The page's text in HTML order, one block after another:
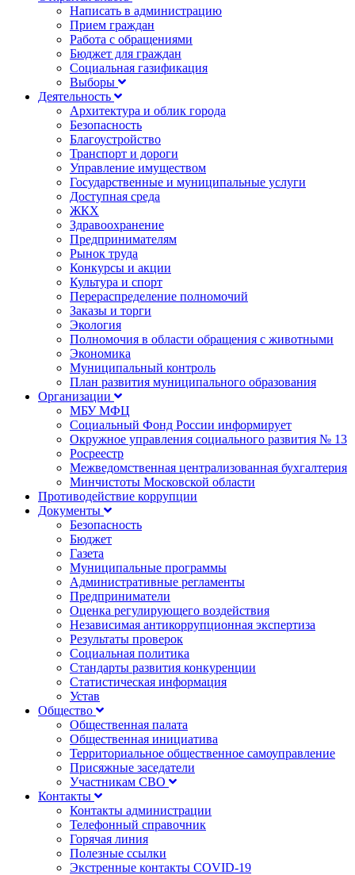
Написать в администрацию
Прием граждан
Работа с обращениями
Бюджет для граждан
Социальная газификация
Выборы
Деятельность
Архитектура и облик города
Безопасность
Благоустройство
Транспорт и дороги
Управление имуществом
Государственные и муниципальные услуги
Доступная среда
ЖКХ
Здравоохранение
Предпринимателям
Рынок труда
Конкурсы и акции
Культура и спорт
Перераспределение полномочий
Заказы и торги
Экология
Полномочия в области обращения с животными
Экономика
Муниципальный контроль
План развития муниципального образования
Организации
МБУ МФЦ
Социальный Фонд России информирует
Окружное управления социального развития № 13
Росреестр
Межведомственная централизованная бухгалтерия
Минчистоты Московской области
Противодействие коррупции
Документы
Безопасность
Бюджет
Газета
Муниципальные программы
Административные регламенты
Предприниматели
Оценка регулирующего воздействия
Независимая антикоррупционная экспертиза
Результаты проверок
Социальная политика
Стандарты развития конкуренции
Статистическая информация
Устав
Общество
Общественная палата
Общественная инициатива
Территориальное общественное самоуправление
Присяжные заседатели
Участникам СВО
Контакты
Контакты администрации
Телефонный справочник
Горячая линия
Полезные ссылки
Экстренные контакты COVID-19